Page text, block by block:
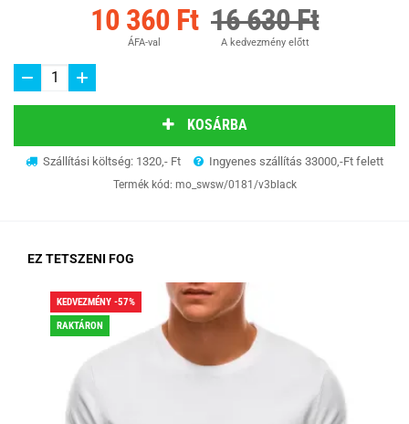
10 360 Ft
ÁFA-val
16 630 Ft
A kedvezmény előtt
KOSÁRBA
Szállítási költség: 1320,- Ft Ingyenes szállítás 33000,-Ft felett
Termék kód: mo_swsw/0181/v3black
EZ TETSZENI FOG
KEDVEZMÉNY -57%
RAKTÁRON